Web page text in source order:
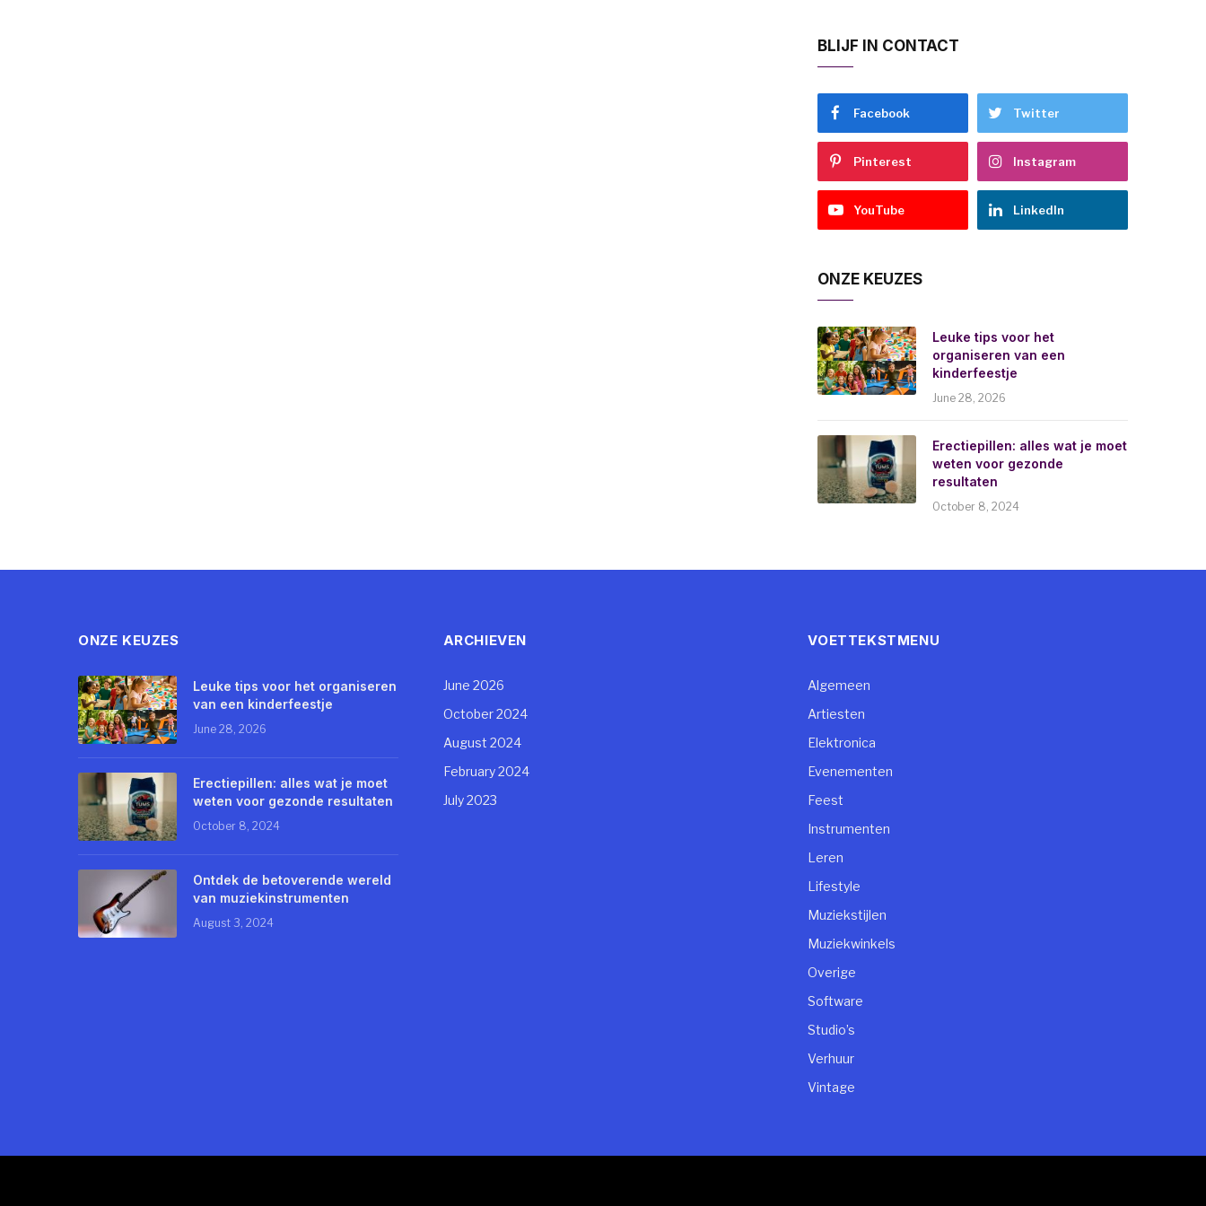
BLIJF IN CONTACT
Facebook Twitter
Pinterest Instagram
YouTube LinkedIn
ONZE KEUZES
Leuke tips voor het
organiseren van een
kinderfeestje
June 28, 2026
Erectiepillen: alles wat je moet
weten voor gezonde
resultaten
October 8, 2024
ONZE KEUZES
Leuke tips voor het organiseren
van een kinderfeestje
June 28, 2026
Erectiepillen: alles wat je moet
weten voor gezonde resultaten
October 8, 2024
Ontdek de betoverende wereld
van muziekinstrumenten
August 3, 2024
ARCHIEVEN
June 2026
October 2024
August 2024
February 2024
July 2023
VOETTEKSTMENU
Algemeen
Artiesten
Elektronica
Evenementen
Feest
Instrumenten
Leren
Lifestyle
Muziekstijlen
Muziekwinkels
Overige
Software
Studio’s
Verhuur
Vintage